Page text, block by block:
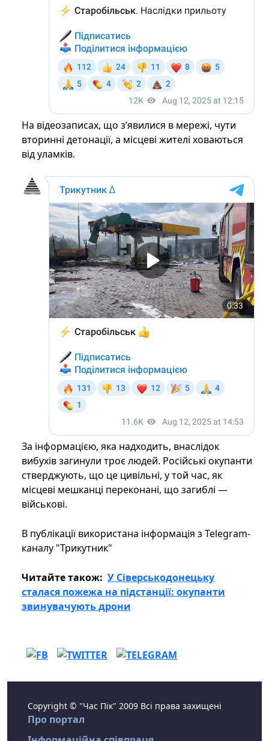
На відеозаписах, що з’явилися в мережі, чути
вторинні детонації, а місцеві жителі ховаються
від уламків.
За інформацією, яка надходить, внаслідок
вибухів загинули троє людей. Російські окупанти
стверджують, що це цивільні, у той час, як
місцеві мешканці переконані, що загиблі —
військові.
В публікації використана інформація з Telegram-
каналу "Трикутник"
Читайте також: У Сіверськодонецьку
сталася пожежа на підстанції: окупанти
звинувачують дрони
Copyright © "Час Пік" 2009 Всі права захищені
Про портал